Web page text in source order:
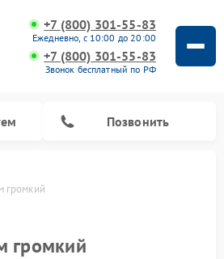
+7 (800) 301-55-83
Ежедневно, с 10:00 до 20:00
+7 (800) 301-55-83
Звонок бесплатный по РФ
Позвонить
громкий
громкий